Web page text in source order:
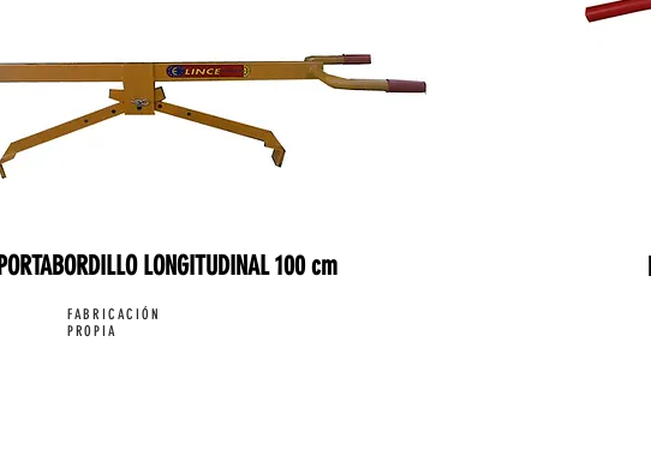
PORTABORDILLO LONGITUDINAL 100 cm
FABRICACIÓN
PROPIA